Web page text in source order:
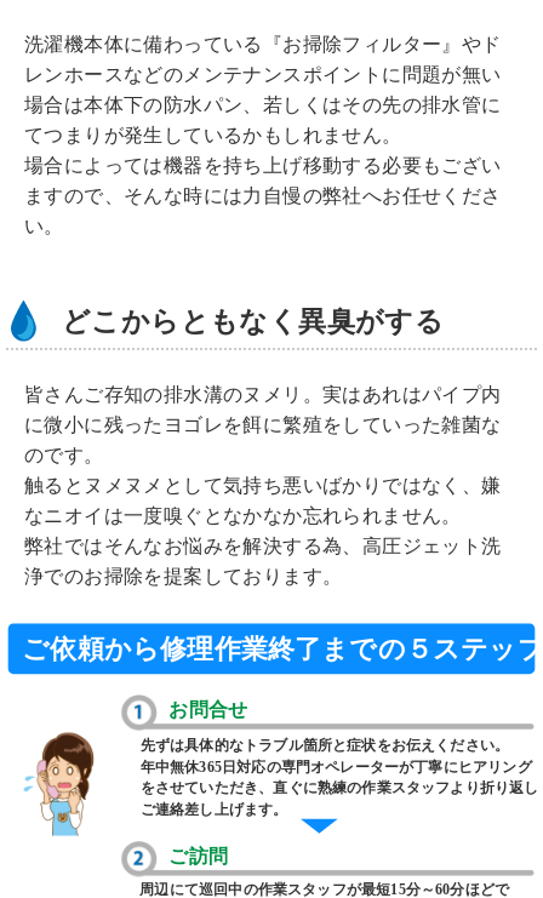
洗濯機本体に備わっている『お掃除フィルター』やド
レンホースなどのメンテナンスポイントに問題が無い
場合は本体下の防水パン、若しくはその先の排水管に
てつまりが発生しているかもしれません。
場合によっては機器を持ち上げ移動する必要もござい
ますので、そんな時には力自慢の弊社へお任せくださ
い。
どこからともなく異臭がする
皆さんご存知の排水溝のヌメリ。実はあれはパイプ内
に微小に残ったヨゴレを餌に繁殖をしていった雑菌な
のです。
触るとヌメヌメとして気持ち悪いばかりではなく、嫌
なニオイは一度嗅ぐとなかなか忘れられません。
弊社ではそんなお悩みを解決する為、高圧ジェット洗
浄でのお掃除を提案しております。
先ずは具体的なトラブル箇所と症状をお伝えください。
年中無休365日対応の専門オペレーターが丁寧にヒアリング
をさせていただき、直ぐに熟練の作業スタッフより折り返し
ご連絡差し上げます。
周辺にて巡回中の作業スタッフが最短15分～60分ほどで
お問合せ
ご訪問
ご依頼から修理作業終了までの５ステッ